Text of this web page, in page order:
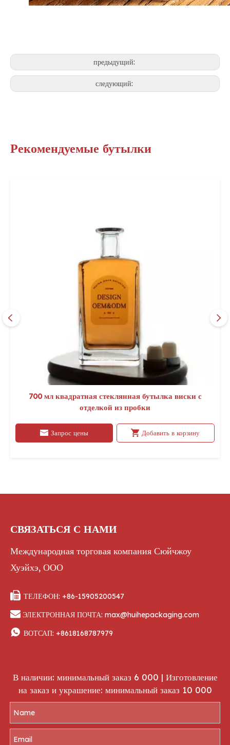
предыдущий:
следующий:
Рекомендуемые бутылки
700 мл квадратная стеклянная бутылка виски с
отделкой из пробки
Запрос цены Добавить в корзину
СВЯЗАТЬСЯ С НАМИ
Международная торговая компания Сюйчжоу
Хуэйхэ, ООО
 ТЕЛЕФОН: +86-15905200547
 ЭЛЕКТРОННАЯ ПОЧТА: max@huihepackaging.com
 ВОТСАП: +8618168787979
В наличии: минимальный заказ 6 000 | Изготовление
на заказ и украшение: минимальный заказ 10 000